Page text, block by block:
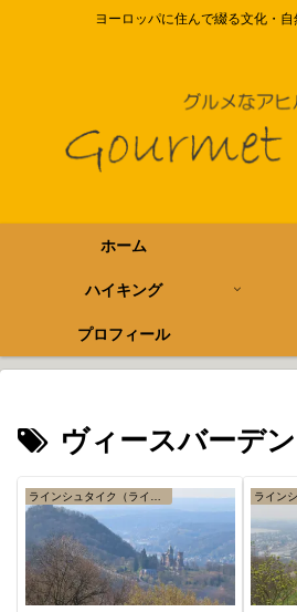
ヨーロッパに住んで綴る文化・
ホーム
ハイキング
プロフィール
ヴィースバーデン